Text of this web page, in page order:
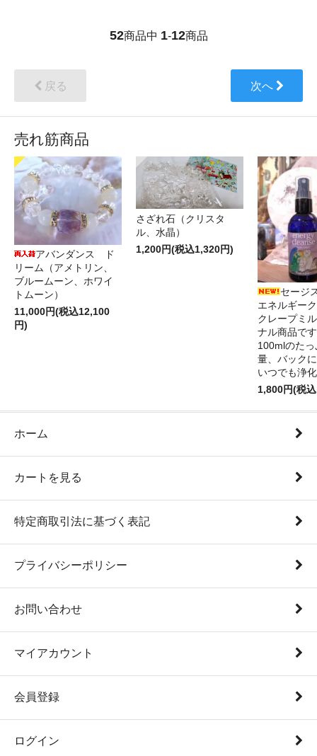
52商品中 1-12商品
戻る 次へ
売れ筋商品
アバンダンス ド
リーム（アメトリン、
ブルームーン、ホワイ
トムーン）
11,000円(税込12,100
円)
さざれ石（クリスタ
ル、水晶）
1,200円(税込1,320円)
セージ
エネルギー
クレープミ
ナル商品で
100mlのた
量、バック
いつでも浄
1,800円(税
ホーム
カートを見る
特定商取引法に基づく表記
プライバシーポリシー
お問い合わせ
マイアカウント
会員登録
ログイン